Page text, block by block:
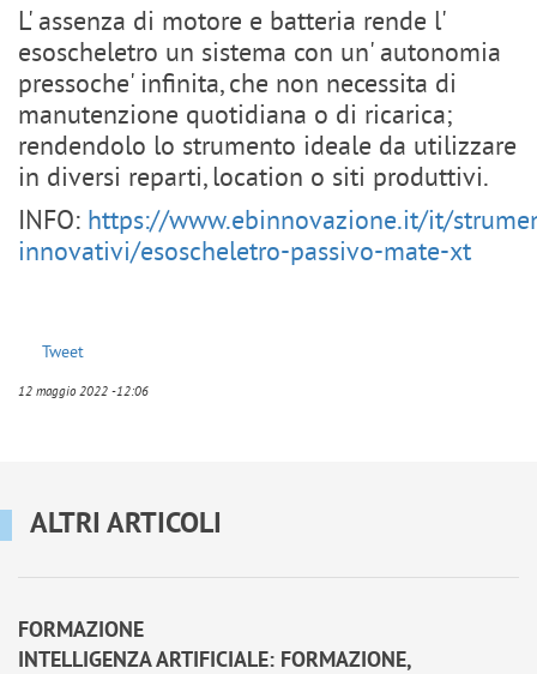
L' assenza di motore e batteria rende l'
esoscheletro un sistema con un' autonomia
pressoche' infinita, che non necessita di
manutenzione quotidiana o di ricarica;
rendendolo lo strumento ideale da utilizzare
in diversi reparti, location o siti produttivi.
INFO: https://www.ebinnovazione.it/it/
innovativi/esoscheletro-passivo-mate-xt
Tweet
12 maggio 2022 -12:06
ALTRI ARTICOLI
FORMAZIONE
INTELLIGENZA ARTIFICIALE: FORMAZIONE,